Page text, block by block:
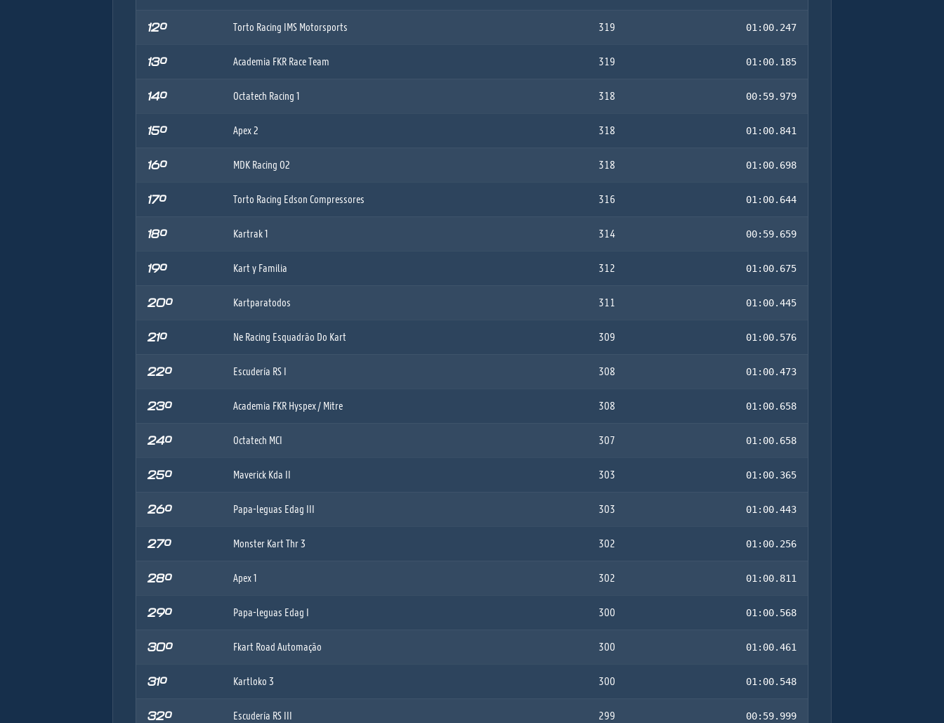
12º Torto Racing IMS Motorsports 319 01:00.247
13º Academia FKR Race Team 319 01:00.185
14º Octatech Racing 1 318 00:59.979
15º Apex 2 318 01:00.841
16º MDK Racing 02 318 01:00.698
17º Torto Racing Edson Compressores 316 01:00.644
18º Kartrak 1 314 00:59.659
19º Kart y Familia 312 01:00.675
20º Kartparatodos 311 01:00.445
21º Ne Racing Esquadrão Do Kart 309 01:00.576
22º Escudería RS I 308 01:00.473
23º Academia FKR Hyspex / Mitre 308 01:00.658
24º Octatech MCI 307 01:00.658
25º Maverick Kda II 303 01:00.365
26º Papa-leguas Edag III 303 01:00.443
27º Monster Kart Thr 3 302 01:00.256
28º Apex 1 302 01:00.811
29º Papa-leguas Edag I 300 01:00.568
30º Fkart Road Automação 300 01:00.461
31º Kartloko 3 300 01:00.548
32º Escudería RS III 299 00:59.999